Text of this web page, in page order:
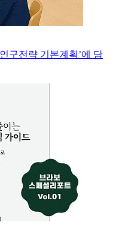
구전략 기본계획’에 담